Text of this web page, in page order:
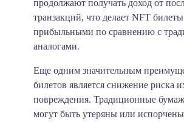
продолжают получать доход от
транзакций, что делает NFT
прибыльными по сравнению с
аналогами.
Еще одним значительным
билетов является снижение риска
повреждения. Традиционные
могут быть утеряны или